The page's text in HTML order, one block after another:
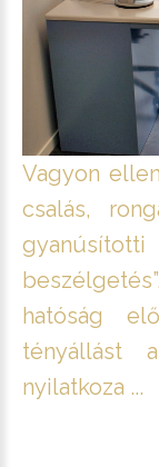
Vagyon
csalás,
gyanúsítotti
hatóság
tényállást
nyilatkoza ...